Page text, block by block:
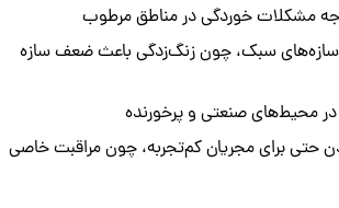
مشکلات خوردگی در مناطق مرطوب
سازه‌های سبک، چون زنگ‌زدگی باعث ضعف سازه
محیط‌های صنعتی و پرخورنده
حتی برای مجریان کم‌تجربه، چون مراقبت خاصی